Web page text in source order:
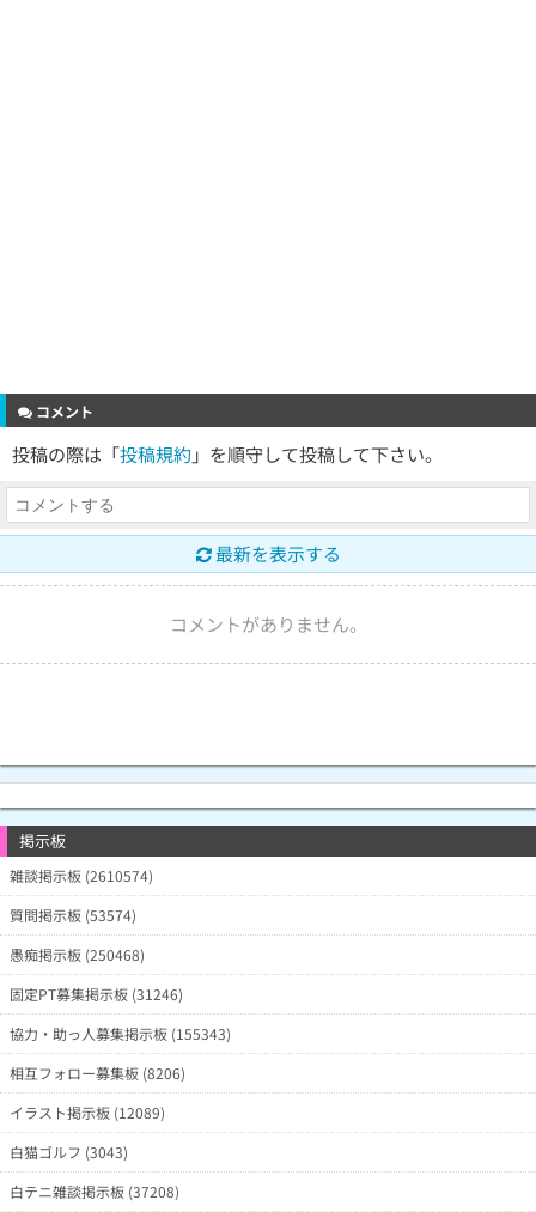
コメント
投稿の際は「投稿規約 」を順守して投稿して下さい。
最新を表示する
コメントがありません。
掲示板
雑談掲示板 (2610574)
質問掲示板 (53574)
愚痴掲示板 (250468)
固定PT募集掲示板 (31246)
協力・助っ人募集掲示板 (155343)
相互フォロー募集板 (8206)
イラスト掲示板 (12089)
白猫ゴルフ (3043)
白テニ雑談掲示板 (37208)